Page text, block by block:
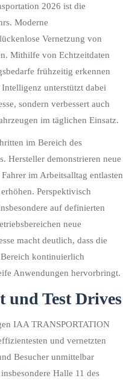
2026 ist die
Moderne
Vernetzung von
Mithilfe von Echtzeitdaten
frühzeitig erkennen
unterstützt dabei
sondern verbessert auch
im täglichen Einsatz.
im Bereich des
Hersteller demonstrieren neue
im Arbeitsalltag entlasten
Perspektivisch
auf definierten
neue
macht deutlich, dass die
kontinuierlich
Anwendungen hervorbringt.
und Test Drives
IAA TRANSPORTATION
und vernetzten
Besucher unmittelbar
Halle 11 des